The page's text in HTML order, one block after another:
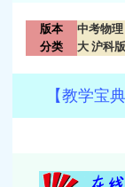
版本
分类
中考物理
大 沪科版
【教学宝